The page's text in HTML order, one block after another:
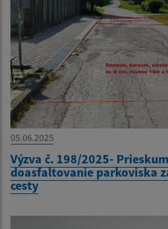
05.06.2025
Výzva č. 198/2025-
doasfaltovanie parkoviska
cesty